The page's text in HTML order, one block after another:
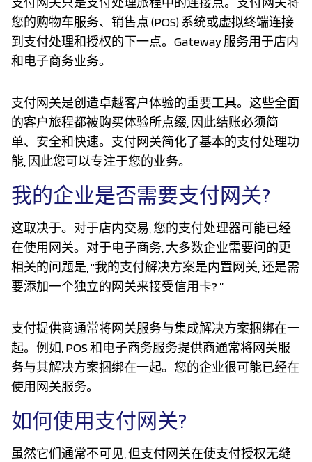
您的购物车服务、销售点 (POS) 系统或虚拟终端连接
到支付处理和授权的下一点。Gateway 服务用于店内
和电子商务业务。
支付网关是创造卓越客户体验的重要工具。这些全面
的客户旅程都被购买体验所点缀, 因此结账必须简
单、安全和快速。支付网关简化了基本的支付处理功
能, 因此您可以专注于您的业务。
我的企业是否需要支付网关?
这取决于。对于店内交易, 您的支付处理器可能已经
在使用网关。对于电子商务, 大多数企业需要问的更
相关的问题是, “我的支付解决方案是内置网关, 还是需
要添加一个独立的网关来接受信用卡? ”
支付提供商通常将网关服务与集成解决方案捆绑在一
起。例如, POS 和电子商务服务提供商通常将网关服
务与其解决方案捆绑在一起。您的企业很可能已经在
使用网关服务。
如何使用支付网关?
虽然它们通常不可见, 但支付网关在使支付授权无缝